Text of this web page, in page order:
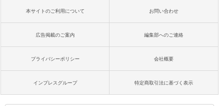
本サイトのご利用について お問い合わせ
広告掲載のご案内 編集部へのご連絡
プライバシーポリシー 会社概要
インプレスグループ 特定商取引法に基づく表示